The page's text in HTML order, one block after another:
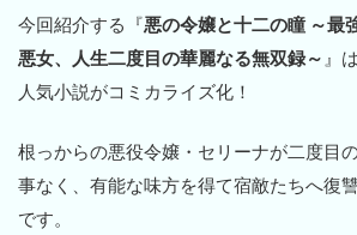
今回紹介する『悪の令嬢と十二の瞳 ～最
悪女、人生二度目の華麗なる無双録～ 』
人気小説がコミカライズ化！
根っからの悪役令嬢・セリーナが二度目
事なく、有能な味方を得て宿敵たちへ復
です。